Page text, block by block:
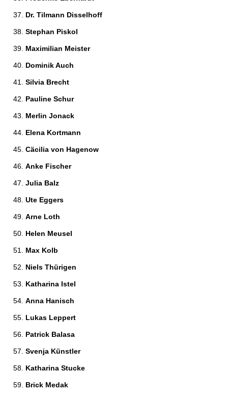
Dr. Tilmann Disselhoff
Stephan Piskol
Maximilian Meister
Dominik Auch
Silvia Brecht
Pauline Schur
Merlin Jonack
Elena Kortmann
Cäcilia von Hagenow
Anke Fischer
Julia Balz
Ute Eggers
Arne Loth
Helen Meusel
Max Kolb
Niels Thürigen
Katharina Istel
Anna Hanisch
Lukas Leppert
Patrick Balasa
Svenja Künstler
Katharina Stucke
Brick Medak